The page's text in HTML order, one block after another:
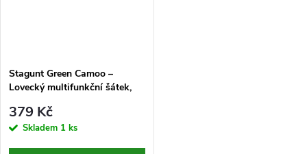
Stagunt Green Camoo –
Lovecký multifunkční šátek,
379 Kč
Skladem 1 ks